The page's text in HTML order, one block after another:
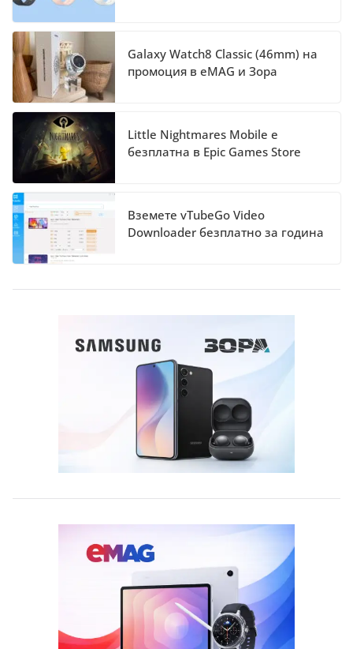
Galaxy Watch8 Classic (46mm) на
промоция в eMAG и Зора
Little Nightmares Mobile е
безплатна в Epic Games Store
Вземете vTubeGo Video
Downloader безплатно за година